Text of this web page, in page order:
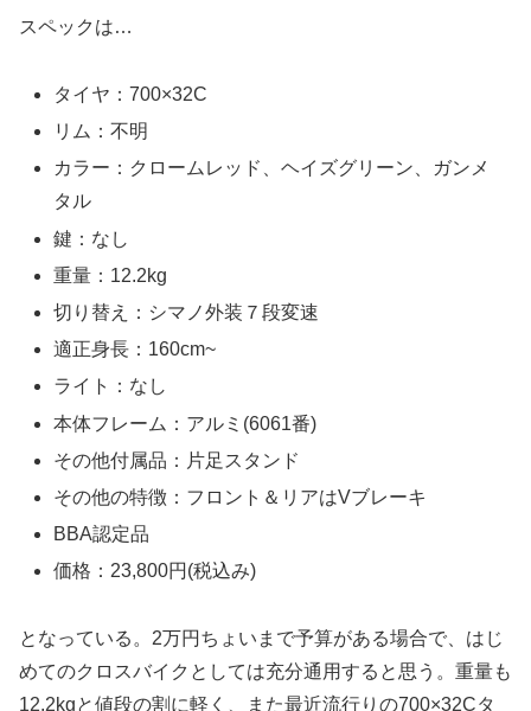
スペックは…
タイヤ：700×32C
リム：不明
カラー：クロームレッド、ヘイズグリーン、ガンメ
タル
鍵：なし
重量：12.2kg
切り替え：シマノ外装７段変速
適正身長：160cm~
ライト：なし
本体フレーム：アルミ(6061番)
その他付属品：片足スタンド
その他の特徴：フロント＆リアはVブレーキ
BBA認定品
価格：23,800円(税込み)
となっている。2万円ちょいまで予算がある場合で、はじ
めてのクロスバイクとしては充分通用すると思う。重量も
12.2kgと値段の割に軽く、また最近流行りの700×32Cタ